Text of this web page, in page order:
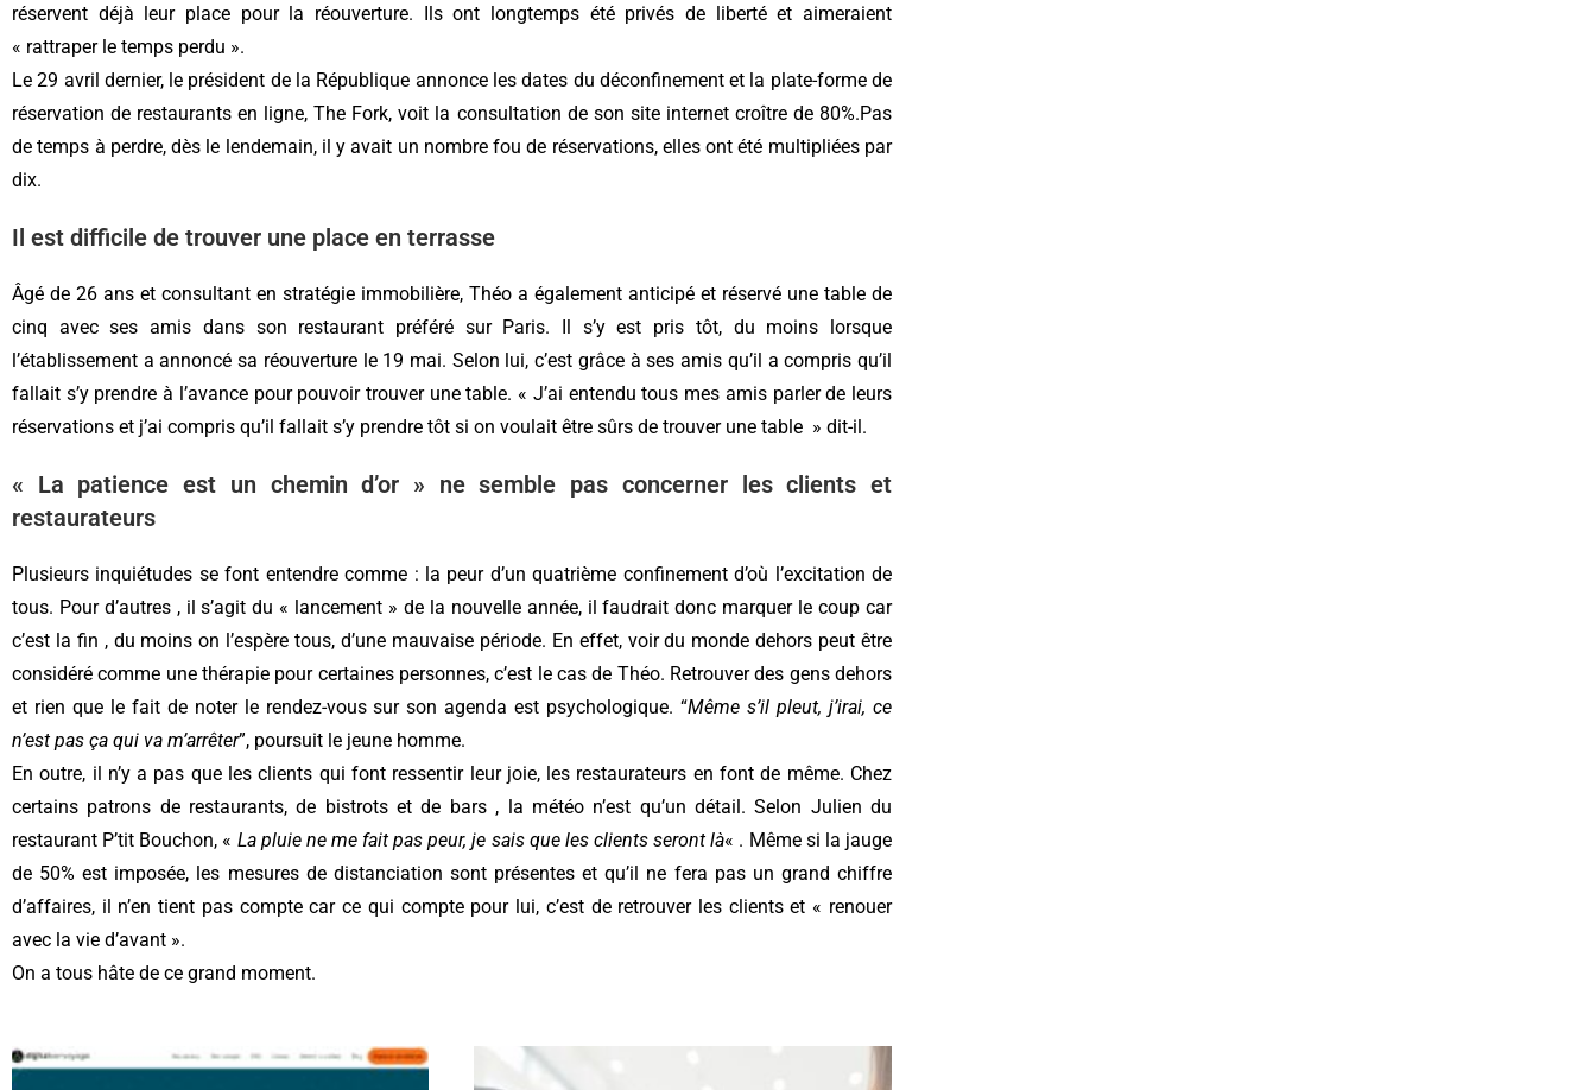
réservent déjà leur place pour la réouverture. Ils ont longtemps été privés de liberté et aimeraient
« rattraper le temps perdu ».
Le 29 avril dernier, le président de la République annonce les dates du déconfinement et la plate-forme de
réservation de restaurants en ligne, The Fork, voit la consultation de son site internet croître de 80%.Pas
de temps à perdre, dès le lendemain, il y avait un nombre fou de réservations, elles ont été multipliées par
dix.
Il est difficile de trouver une place en terrasse
Âgé de 26 ans et consultant en stratégie immobilière, Théo a également anticipé et réservé une table de
cinq avec ses amis dans son restaurant préféré sur Paris. Il s’y est pris tôt, du moins lorsque
l’établissement a annoncé sa réouverture le 19 mai. Selon lui, c’est grâce à ses amis qu’il a compris qu’il
fallait s’y prendre à l’avance pour pouvoir trouver une table. « J’ai entendu tous mes amis parler de leurs
réservations et j’ai compris qu’il fallait s’y prendre tôt si on voulait être sûrs de trouver une table » dit-il.
« La patience est un chemin d’or » ne semble pas concerner les clients et
restaurateurs
Plusieurs inquiétudes se font entendre comme : la peur d’un quatrième confinement d’où l’excitation de
tous. Pour d’autres , il s’agit du « lancement » de la nouvelle année, il faudrait donc marquer le coup car
c’est la fin , du moins on l’espère tous, d’une mauvaise période. En effet, voir du monde dehors peut être
considéré comme une thérapie pour certaines personnes, c’est le cas de Théo. Retrouver des gens dehors
et rien que le fait de noter le rendez-vous sur son agenda est psychologique. “Même s’il pleut, j’irai, ce
n’est pas ça qui va m’arrêter”, poursuit le jeune homme.
En outre, il n’y a pas que les clients qui font ressentir leur joie, les restaurateurs en font de même. Chez
certains patrons de restaurants, de bistrots et de bars , la météo n’est qu’un détail. Selon Julien du
restaurant P’tit Bouchon, « La pluie ne me fait pas peur, je sais que les clients seront là« . Même si la jauge
de 50% est imposée, les mesures de distanciation sont présentes et qu’il ne fera pas un grand chiffre
d’affaires, il n’en tient pas compte car ce qui compte pour lui, c’est de retrouver les clients et « renouer
avec la vie d’avant ».
On a tous hâte de ce grand moment.